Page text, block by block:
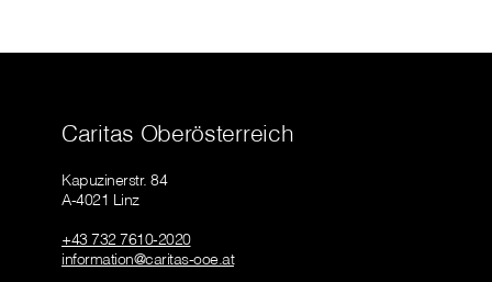
Caritas Oberösterreich
Kapuzinerstr. 84
A-4021 Linz
+43 732 7610-2020
information@caritas-ooe.at